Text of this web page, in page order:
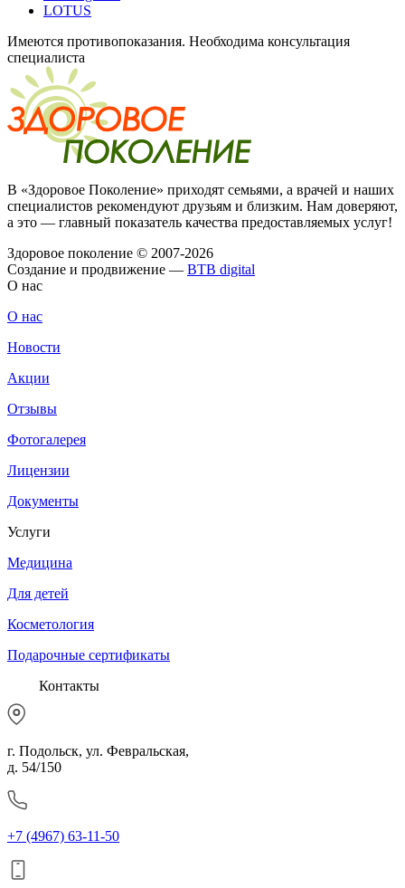
LOTUS
Имеются противопоказания. Необходима консультация
специалиста
В «Здоровое Поколение» приходят семьями, а врачей и наших
специалистов рекомендуют друзьям и близким. Нам доверяют,
а это — главный показатель качества предоставляемых услуг!
Здоровое поколение © 2007-2026
Создание и продвижение — BTB digital
О нас
О нас
Новости
Акции
Отзывы
Фотогалерея
Лицензии
Документы
Услуги
Медицина
Для детей
Косметология
Подарочные сертификаты
Контакты
г. Подольск, ул. Февральская,
д. 54/150
+7 (4967) 63-11-50